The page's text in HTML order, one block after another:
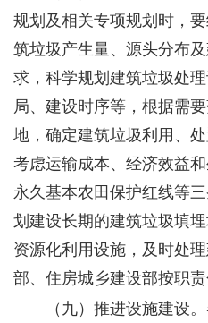
规划及相关专项规划时，
筑垃圾产生量、源头分布
求，科学规划建筑垃圾处
局、建设时序等，根据需
地，确定建筑垃圾利用、
考虑运输成本、经济效益
永久基本农田保护红线等
划建设长期的建筑垃圾填
资源化利用设施，及时处理
部、住房城乡建设部按职责
（九）推进设施建设。